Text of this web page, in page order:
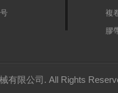
複
膠
有限公司. All Rights